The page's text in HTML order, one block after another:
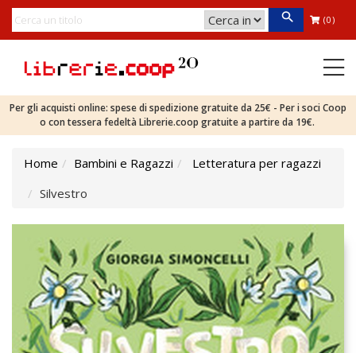
(0)
Per gli acquisti online: spese di spedizione gratuite da 25€ - Per i soci Coop
o con tessera fedeltà Librerie.coop gratuite a partire da 19€.
Home Bambini e Ragazzi
Letteratura per ragazzi
Silvestro